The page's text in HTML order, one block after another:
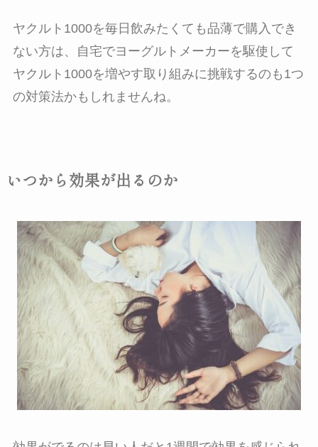
ヤクルト1000を毎日飲みたくても品薄で購入でき
ない方は、自宅でヨーグルトメーカーを駆使して
ヤクルト1000を増やす取り組みに挑戦するのも1つ
の対策法かもしれませんね。
いつから効果が出るのか